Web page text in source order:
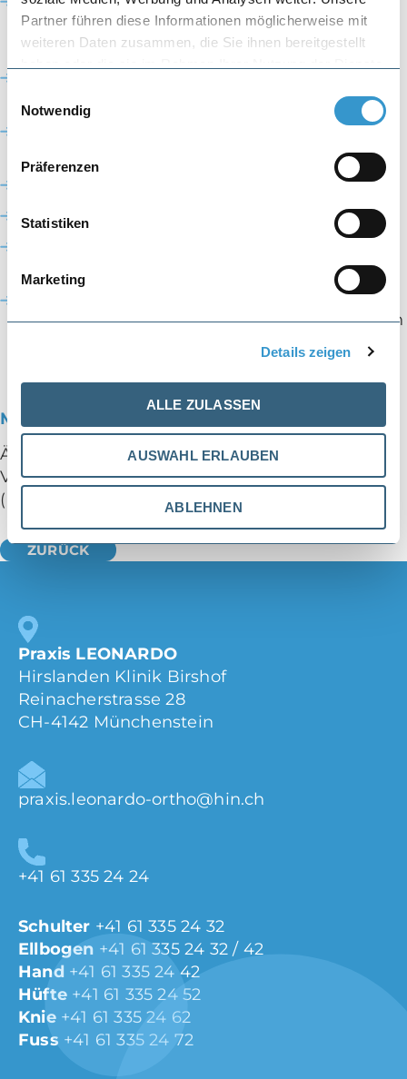
Partner führen diese Informationen möglicherweise mit
weiteren Daten zusammen, die Sie ihnen bereitgestellt
Notwendig
Präferenzen
Statistiken
Marketing
Details zeigen
ALLE ZULASSEN
AUSWAHL ERLAUBEN
ABLEHNEN
Dreifaltigkeitskrankenhaus Köln (CA Prof.
Schneider, Dr. Höllriegel 03/2014-10/2016
Schwerpunkttitel spezielle Traumatologie
Diploma of FIFA Football Medicine 06/2018
Medizinstudium Albert-Ludwigs-Universität
Physiotherapeuten, Phytheras Bad Krozingen
Mitgliedschaften
Ärztegesellschaft Baselland (AeGBL)
Verbindung der Schweizer Ärztinnen und Ärzte
(FMH)
Praxis LEONARDO
Hirslanden Klinik Birshof
Reinacherstrasse 28
CH-4142 Münchenstein
praxis.leonardo-ortho@hin.ch
+41 61 335 24 24
Schulter +41 61 335 24 32
Ellbogen +41 61 335 24 32 / 42
Hand +41 61 335 24 42
Hüfte +41 61 335 24 52
Knie +41 61 335 24 62
Fuss +41 61 335 24 72